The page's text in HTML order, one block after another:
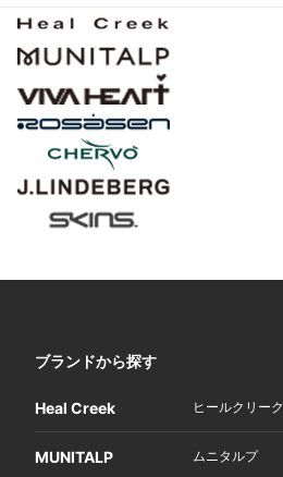
ブランドから探す
Heal Creek ヒールクリーク
MUNITALP ムニタルプ